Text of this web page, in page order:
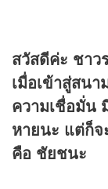
สวัสดีค่ะ ชาว
เมื่อเข้าสู่สน
ความเชื่อมั่น
หายนะ แต่ก็จ
คือ ชัยชนะ